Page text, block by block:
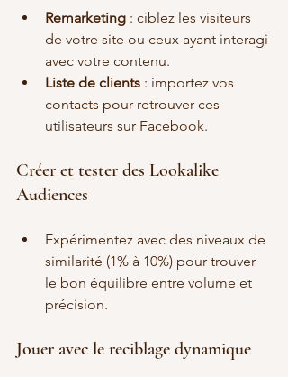
Remarketing : ciblez les visiteurs
de votre site ou ceux ayant interagi
avec votre contenu.
Liste de clients : importez vos
contacts pour retrouver ces
utilisateurs sur Facebook.
Créer et tester des Lookalike
Audiences
Expérimentez avec des niveaux de
similarité (1% à 10%) pour trouver
le bon équilibre entre volume et
précision.
Jouer avec le reciblage dynamique